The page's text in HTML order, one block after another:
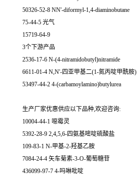
50326-52-8 NN'-diformyl-1,4-diaminobutane
75-44-5 光气
15719-64-9
3个下游产品
2536-17-6 N-(4-nitramidobutyl)nitramide
6611-01-4 N,N'-四亚甲基二(1-氮丙啶甲酰胺)
53497-44-2 4-(carbamoylamino)butylurea
生产厂家优惠供应以下品种,欢迎咨询:
10004-44-1 噁霉灵
5392-28-9 2,4,5,6-四氨基嘧啶硫酸盐
109-83-1 N-甲基-2-羟基乙胺
7084-24-4 矢车菊素-3-O-葡萄糖苷
436099-97-7 4-吗啉吡啶